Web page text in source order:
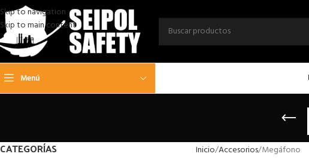
Skip to navigation
Skip to main content
Menú
CATEGORÍAS Inicio Accesorios Megáfono